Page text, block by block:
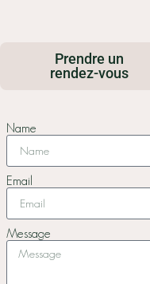
Prendre un
rendez-vous
Name
Email
Message